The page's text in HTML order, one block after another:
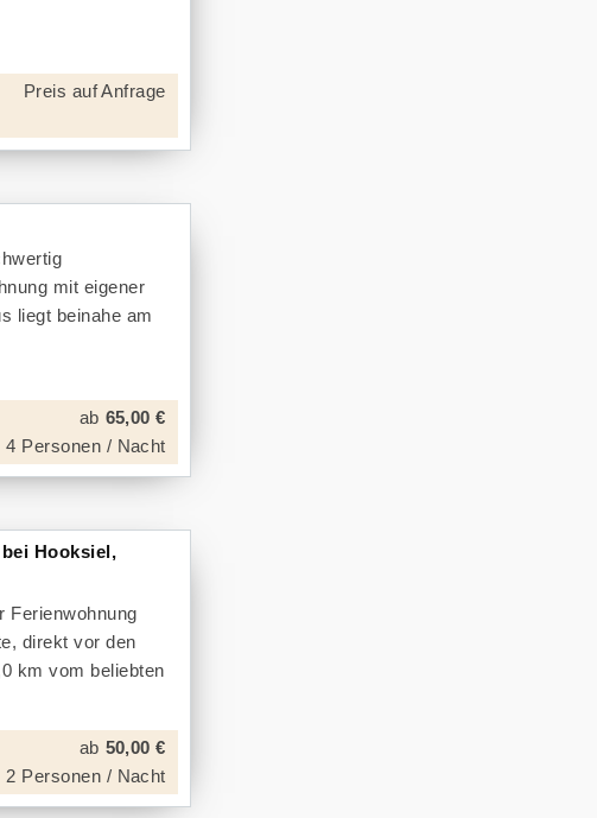
Preis auf Anfrage
mit eigener
liegt beinahe am
ab 65,00 €
4 Personen / Nacht
Hooksiel,
Ferienwohnung
direkt vor den
km vom beliebten
ab 50,00 €
2 Personen / Nacht